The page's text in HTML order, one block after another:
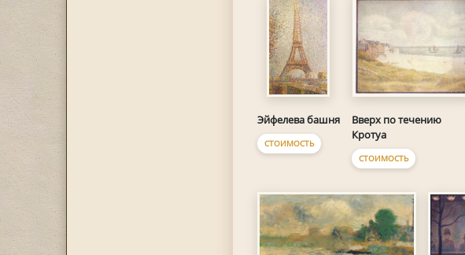
Эйфелева башня
СТОИМОСТЬ
Вверх по течению
Кротуа
СТОИМОСТЬ